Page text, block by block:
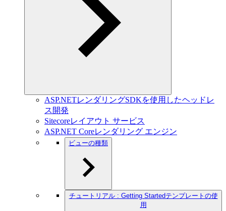
ASP.NETレンダリングSDKを使用したヘッドレ
ス開発
Sitecoreレイアウト サービス
ASP.NET Coreレンダリング エンジン
ビューの種類
チュートリアル : Getting Startedテンプレートの使
用